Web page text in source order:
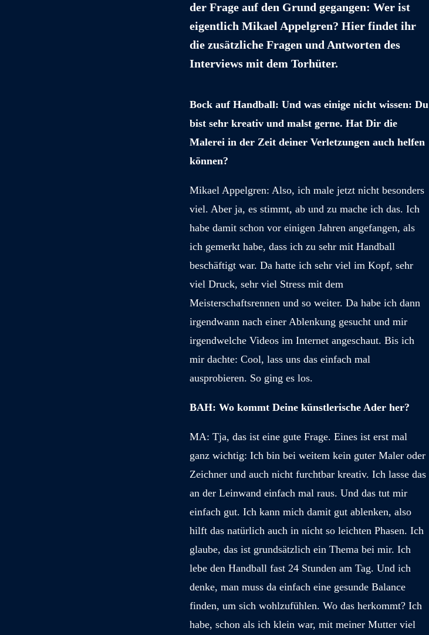
der Frage auf den Grund gegangen: Wer ist
eigentlich Mikael Appelgren? Hier findet ihr
die zusätzliche Fragen und Antworten des
Interviews mit dem Torhüter.
Bock auf Handball: Und was einige nicht wissen: Du
bist sehr kreativ und malst gerne. Hat Dir die
Malerei in der Zeit deiner Verletzungen auch helfen
können?
Mikael Appelgren: Also, ich male jetzt nicht besonders
viel. Aber ja, es stimmt, ab und zu mache ich das. Ich
habe damit schon vor einigen Jahren angefangen, als
ich gemerkt habe, dass ich zu sehr mit Handball
beschäftigt war. Da hatte ich sehr viel im Kopf, sehr
viel Druck, sehr viel Stress mit dem
Meisterschaftsrennen und so weiter. Da habe ich dann
irgendwann nach einer Ablenkung gesucht und mir
irgendwelche Videos im Internet angeschaut. Bis ich
mir dachte: Cool, lass uns das einfach mal
ausprobieren. So ging es los.
BAH: Wo kommt Deine künstlerische Ader her?
MA: Tja, das ist eine gute Frage. Eines ist erst mal
ganz wichtig: Ich bin bei weitem kein guter Maler oder
Zeichner und auch nicht furchtbar kreativ. Ich lasse das
an der Leinwand einfach mal raus. Und das tut mir
einfach gut. Ich kann mich damit gut ablenken, also
hilft das natürlich auch in nicht so leichten Phasen. Ich
glaube, das ist grundsätzlich ein Thema bei mir. Ich
lebe den Handball fast 24 Stunden am Tag. Und ich
denke, man muss da einfach eine gesunde Balance
finden, um sich wohlzufühlen. Wo das herkommt? Ich
habe, schon als ich klein war, mit meiner Mutter viel